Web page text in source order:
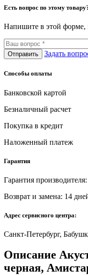
Есть вопрос по этому
Напишите в этой форме,
Отправить Задать
Способы оплаты
Банковской картой
Безналичный расчет
Покупка в кредит
Наложенный платеж
Гарантия
Гарантия
Возврат и замена: 14
Адрес сервисного центра:
Санкт-Петербург,
Описание
черная,